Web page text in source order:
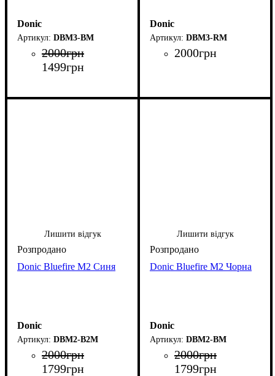
Donic
DBM3-BM
2000грн
1499грн
Donic
DBM3-RM
2000грн
Лишити відгук
Donic Bluefire M2 Синя
Donic
DBM2-B2M
2000грн
1799грн
Лишити відгук
Donic Bluefire M2 Чорна
Donic
DBM2-BM
2000грн
1799грн